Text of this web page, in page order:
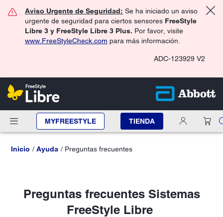
Aviso Urgente de Seguridad: Se ha iniciado un aviso
urgente de seguridad para ciertos sensores FreeStyle
Libre 3 y FreeStyle Libre 3 Plus. Por favor, visite
www.FreeStyleCheck.com para más información.
ADC-123929 V2
MYFREESTYLE TIENDA
Inicio Ayuda Preguntas frecuentes
Preguntas frecuentes Sistemas
FreeStyle Libre